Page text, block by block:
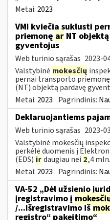
Metai: 2023
VMI kviečia suklusti
priemonę ar NT
gyventojus
Web turinio sąrašas 2023-
Valstybinė mokesčių
pernai transporto priemonę
(NT) objektą pardavę
Metai: 2023 Pagrindinis:
Deklaruojantiems
Web turinio sąrašas 2023-
Valstybinė mokesčių
perkėlė duomenis į
(EDS) irdaugiau nei 2,4
Metai: 2023 Pagrindinis:
VA-52 „Dėl užsienio
įregistravimo į
/...išregistravimo iš
registro“ pakeitimo“